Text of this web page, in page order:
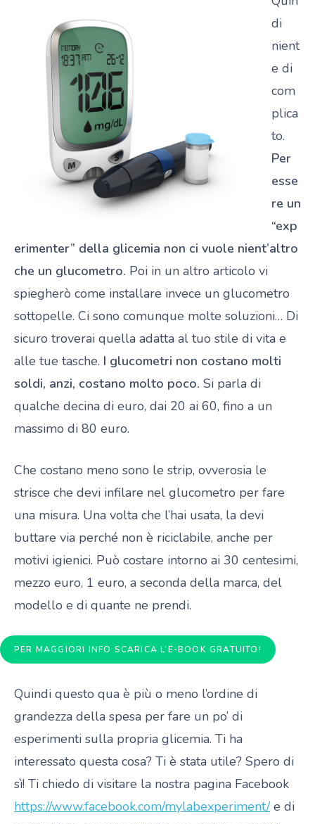
di
nient
e di
com
plica
to.
Per
esse
re un
“exp
erimenter” della glicemia non ci vuole nient’altro
che un glucometro. Poi in un altro articolo vi
spiegherò come installare invece un glucometro
sottopelle. Ci sono comunque molte soluzioni… Di
sicuro troverai quella adatta al tuo stile di vita e
alle tue tasche. I glucometri non costano molti
soldi, anzi, costano molto poco. Si parla di
qualche decina di euro, dai 20 ai 60, fino a un
massimo di 80 euro.
Che costano meno sono le strip, ovverosia le
strisce che devi infilare nel glucometro per fare
una misura. Una volta che l’hai usata, la devi
buttare via perché non è riciclabile, anche per
motivi igienici. Può costare intorno ai 30 centesimi,
mezzo euro, 1 euro, a seconda della marca, del
modello e di quante ne prendi.
PER MAGGIORI INFO SCARICA L’E-BOOK GRATUITO!
Quindi questo qua è più o meno l’ordine di
grandezza della spesa per fare un po’ di
esperimenti sulla propria glicemia. Ti ha
interessato questa cosa? Ti è stata utile? Spero di
sì! Ti chiedo di visitare la nostra pagina Facebook
https://www.facebook.com/mylabexperiment/e di